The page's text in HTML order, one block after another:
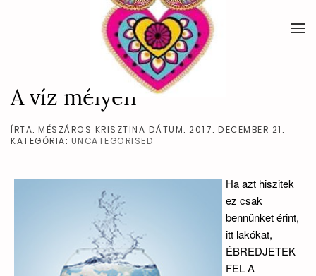
A víz mélyén
ÍRTA: MÉSZÁROS KRISZTINA DÁTUM: 2017. DECEMBER 21.
KATEGÓRIA: UNCATEGORISED
Ha azt hiszitek
ez csak
bennünket érint,
itt lakókat,
ÉBREDJETEK
FEL A